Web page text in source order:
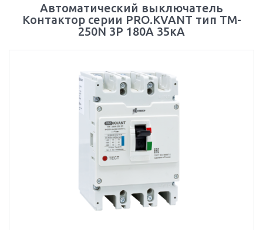
Автоматический выключатель
Контактор серии PRO.KVANT тип TM-
250N 3P 180А 35кА